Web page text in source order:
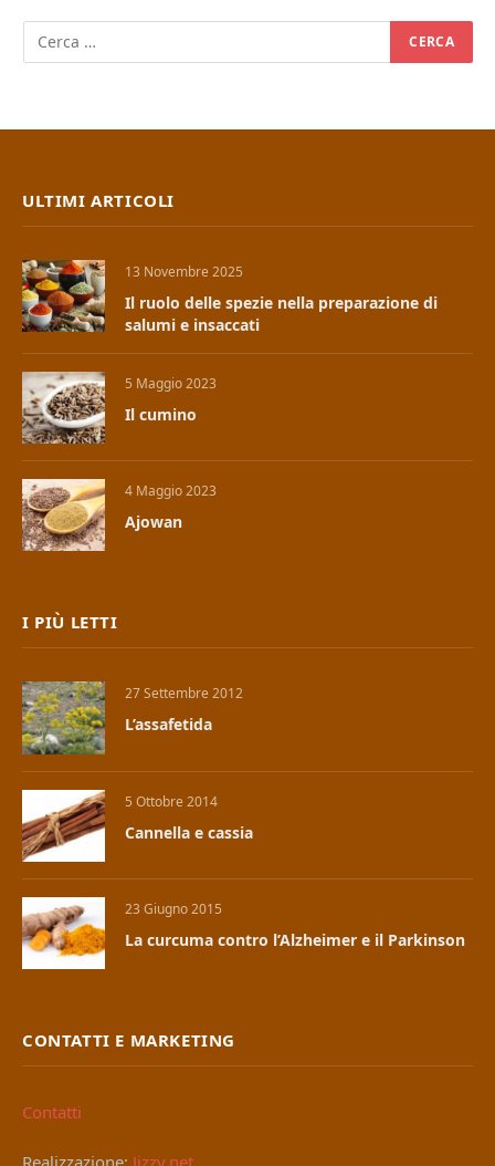
ULTIMI ARTICOLI
13 Novembre 2025
Il ruolo delle spezie nella preparazione di
salumi e insaccati
5 Maggio 2023
Il cumino
4 Maggio 2023
Ajowan
I PIÙ LETTI
27 Settembre 2012
L’assafetida
5 Ottobre 2014
Cannella e cassia
23 Giugno 2015
La curcuma contro l’Alzheimer e il Parkinson
CONTATTI E MARKETING
Contatti